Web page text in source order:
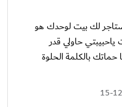
لك بيت لوحدك هو
حاولي قدر
بالكلمة الحلوة
15-